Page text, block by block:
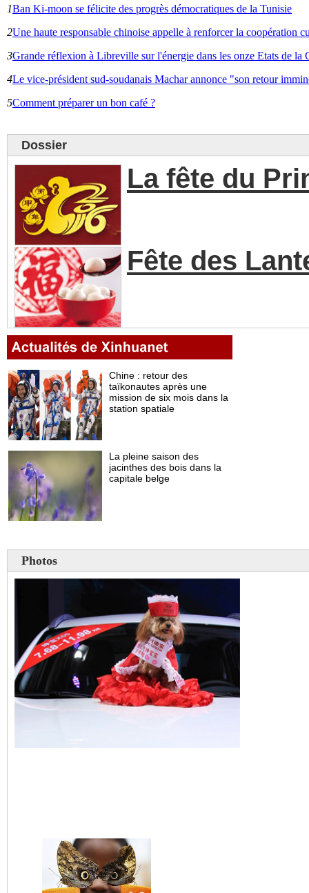
1Ban Ki-moon se félicite des progrès démocratiques de la Tunisie
2Une haute responsable chinoise appelle à renforcer la coopération
3Grande réflexion à Libreville sur l'énergie dans les onze Etats de la
4Le vice-président sud-soudanais Machar annonce "son retour
5Comment préparer un bon café ?
Dossier
La fête du
Fête des
Photos